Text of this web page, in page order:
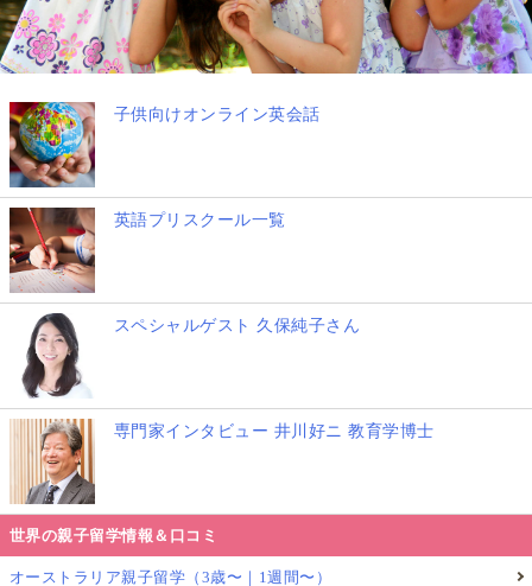
子供向けオンライン英会話
英語プリスクール一覧
スペシャルゲスト 久保純子さん
専門家インタビュー 井川好ニ 教育学博士
世界の親子留学情報＆口コミ
オーストラリア親子留学（3歳〜｜1週間〜）